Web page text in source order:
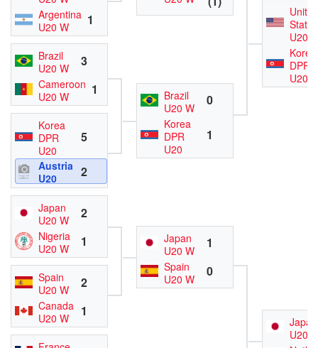
Argentina
U20 W
1
Brazil
U20 W
3
Cameroon
U20 W
1
Korea
DPR
U20
5
Austria
U20
2
Japan
U20 W
2
Nigeria
U20 W
1
Spain
U20 W
2
Canada
U20 W
1
Brazil
U20 W
0
Korea
DPR
U20
1
Japan
U20 W
1
Spain
U20 W
0
United
States
U20
Korea
DPR
U20
Japan
U20